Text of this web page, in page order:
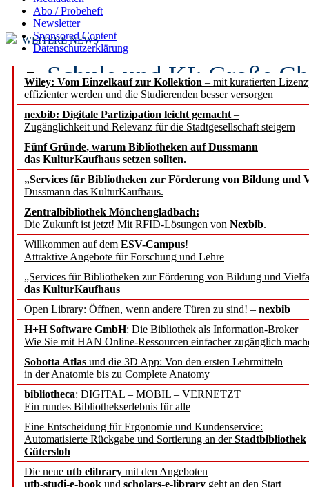
Abo / Probeheft
Newsletter
Sponsored Content
Datenschutzerklärung
Wiley: Vom Einzelkauf zur Kollektion – mit kuratierten
effizienter werden und die Studierenden besser versorgen
nexbib: Digitale Partizipation leicht gemacht –
Zugänglichkeit und Relevanz für die Stadtgesellschaft steigern
Fünf Gründe, warum Bibliotheken auf Dussmann
das KulturKaufhaus setzen sollten.
„Services für Bibliotheken zur Förderung von Bildung und
Dussmann das KulturKaufhaus.
Zentralbibliothek Mönchengladbach:
Die Zukunft ist jetzt! Mit RFID-Lösungen von Nexbib.
Willkommen auf dem ESV-Campus!
Attraktive Angebote für Forschung und Lehre
„Services für Bibliotheken zur Förderung von Bildung und
das KulturKaufhaus
Open Library: Öffnen, wenn andere Türen zu sind! – nexbib
H+H Software GmbH: Die Bibliothek als Information-Broker
Wie Sie mit HAN Online-Ressourcen einfacher zugänglich
Sobotta Atlas und die 3D App: Von den ersten Lehrmitteln
in der Anatomie bis zu Complete Anatomy
bibliotheca: DIGITAL – MOBIL – VERNETZT
Ein rundes Bibliothekserlebnis für alle
Eine Entscheidung für Ergonomie und Kundenservice:
Automatisierte Rückgabe und Sortierung an derStadtbibliothek
Gütersloh
Die neue utb elibrary mit den Angeboten
utb-studi-e-book und scholars-e-library geht an den Start
WEITERE NEWS
Schule und KI: Große
Voraussetzungen
Erfolgreiches erstes
Segment Research –
angepasst
konstruktiv!
Mohr Siebeck
und die Zeitschrift für
Francke Attempto
EBSCO Information
Recherchefunktionen in
Sorbisches Institut neu
Geschichte und